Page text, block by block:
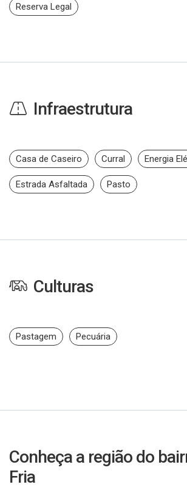
Reserva Legal
Infraestrutura
Casa de Caseiro Curral Energia
Estrada Asfaltada Pasto
Culturas
Pastagem Pecuária
Conheça a região do
Fria